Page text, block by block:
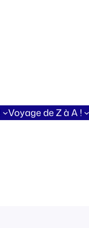
Voyage de Z à A !